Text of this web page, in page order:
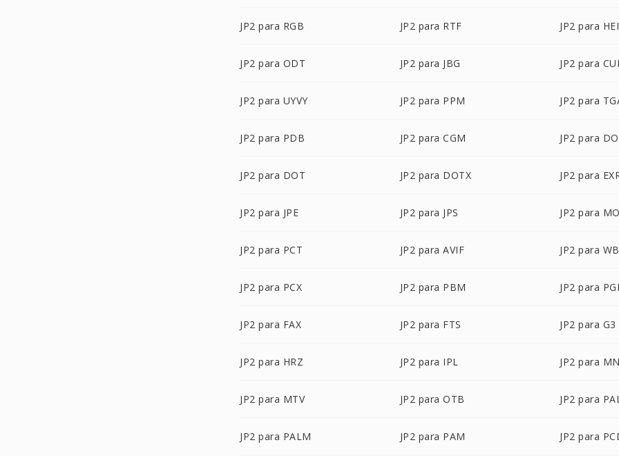
JP2 para RGB JP2 para RTF JP2 para
JP2 para ODT JP2 para JBG JP2 para
JP2 para UYVY JP2 para PPM JP2 para
JP2 para PDB JP2 para CGM JP2 para
JP2 para DOT JP2 para DOTX JP2 para
JP2 para JPE JP2 para JPS JP2 para
JP2 para PCT JP2 para AVIF JP2 para
JP2 para PCX JP2 para PBM JP2 para
JP2 para FAX JP2 para FTS JP2 para G3
JP2 para HRZ JP2 para IPL JP2 para
JP2 para MTV JP2 para OTB JP2 para
JP2 para PALM JP2 para PAM JP2 para